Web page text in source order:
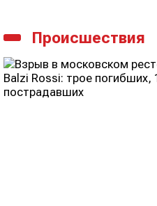
Происшествия